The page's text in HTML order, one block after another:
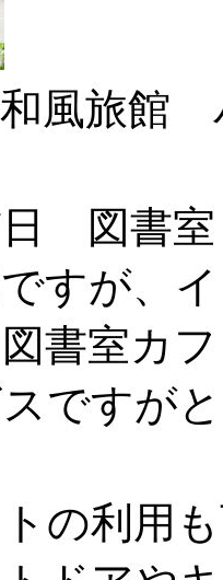
風旅館
日 図書
すが、
書室カ
ですが
の利用